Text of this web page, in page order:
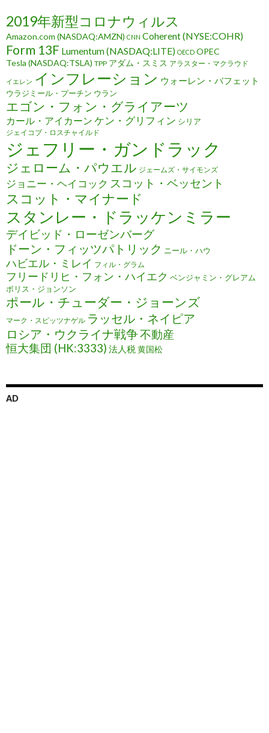
2019年新型コロナウィルス
Amazon.com (NASDAQ:AMZN) CNN Coherent (NYSE:COHR)
Form 13F Lumentum (NASDAQ:LITE) OECD OPEC
Tesla (NASDAQ:TSLA) TPP アダム・スミス アラスター・マクラウド
イエレン インフレーション ウォーレン・バフェット
ウラジミール・プーチン ウラン
エゴン・フォン・グライアーツ
カール・アイカーン ケン・グリフィン シリア
ジェイコブ・ロスチャイルド
ジェフリー・ガンドラック
ジェローム・パウエル ジェームズ・サイモンズ
ジョニー・ヘイコック スコット・ベッセント
スコット・マイナード
スタンレー・ドラッケンミラー
デイビッド・ローゼンバーグ
ドーン・フィッツパトリック ニール・ハウ
ハビエル・ミレイ フィル・グラム
フリードリヒ・フォン・ハイエク ベンジャミン・グレアム
ボリス・ジョンソン
ポール・チューダー・ジョーンズ
マーク・スピッツナゲル ラッセル・ネイピア
ロシア・ウクライナ戦争不動産
恒大集団 (HK:3333) 法人税黄国松
AD